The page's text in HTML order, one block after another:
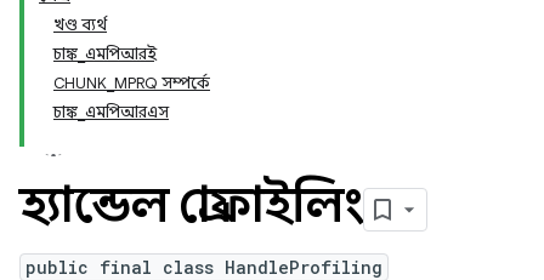
খণ্ড ব্যর্থ
চাঙ্ক_এমপিআরই
CHUNK_MPRQ সম্পর্কে
চাঙ্ক_এমপিআরএস
হ্যান্ডেল প্রোফাইলিং
public final class HandleProfiling